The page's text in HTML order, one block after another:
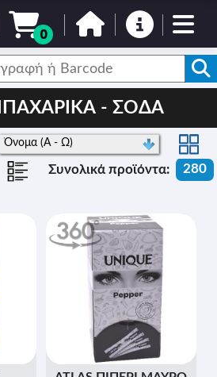
0
- ΣΟΔΑ
Συνολικά προϊόντα: 280